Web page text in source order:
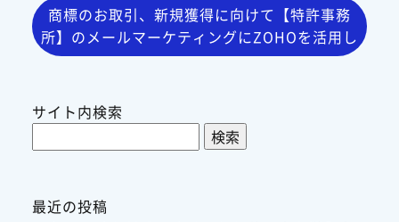
商標のお取引、新規獲得に向けて【特許事務
所】のメールマーケティングにZOHOを活用し
ています。 >
サイト内検索
索:
最近の投稿